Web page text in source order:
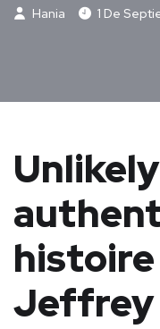
Hania 1 De
histoire
Jeffrey